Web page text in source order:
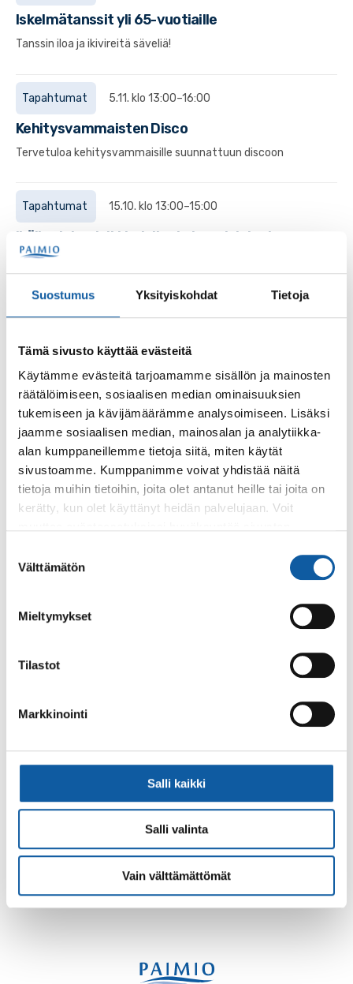
Suostumus Yksityiskohdat Tietoja
Tämä sivusto käyttää evästeitä
Käytämme evästeitä tarjoamamme sisällön ja mainosten
räätälöimiseen, sosiaalisen median ominaisuuksien
tukemiseen ja kävijämäärämme analysoimiseen. Lisäksi
jaamme sosiaalisen median, mainosalan ja analytiikka-
alan kumppaneillemme tietoja siitä, miten käytät
sivustoamme. Kumppanimme voivat yhdistää näitä
tietoja muihin tietoihin, joita olet antanut heille tai joita on
kerätty, kun olet käyttänyt heidän palvelujaan. Voit
valinta
Välttämätön
Mieltymykset
Tilastot
Markkinointi
Salli kaikki
Salli valinta
Vain välttämättömät
Iskelmätanssit yli 65-vuotiaille
Tanssin iloa ja ikivireitä säveliä!
Tapahtumat 5.11. klo 13:00–16:00
Kehitysvammaisten Disco
Tervetuloa kehitysvammaisille suunnattuun discoon
Tapahtumat 15.10. klo 13:00–15:00
Ikäihmisten leikkimieliset olympialaiset
Ikäihmisten leikkimieliset olympialaiset Keskiviikkona
15.10.2025 klo 13.00-15.00Sisäliikuntahallissa
Tule noutamaan liukuesteet talven varalle
Tervetuloa, yli 65-vuotias, noutamaan liukuesteet talven
Tapahtumat 29.4. klo 13:00–15:30
K65 - Senioridisco Poimarissa
65+ ja itsensä senioriksi tuntevien disco valloittaa
Työikäisille suunnattu Hyvinvointitori-tapahtuma Paimion
kaupungintalolla, pääpuhujana rakkaustohtori Emilia
Palaute